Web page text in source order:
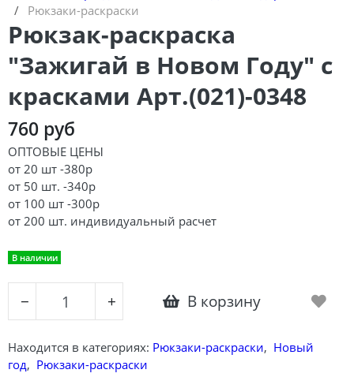
Рюкзаки-раскраски
Рюкзак-раскраска
"Зажигай в Новом Году" с
красками Арт.(021)-0348
760 руб
ОПТОВЫЕ ЦЕНЫ
от 20 шт -380р
от 50 шт. -340р
от 100 шт -300р
от 200 шт. индивидуальный расчет
В наличии
− + В корзину
Находится в категориях: Рюкзаки-раскраски, Новый
год, Рюкзаки-раскраски